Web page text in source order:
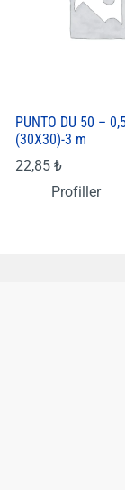
PUNTO DU 50 –
(30X30)-3 m
22,85 ₺
Profiller